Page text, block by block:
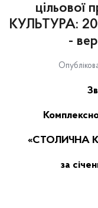
КУЛЬТУРА:
-
«СТОЛИЧНА
за